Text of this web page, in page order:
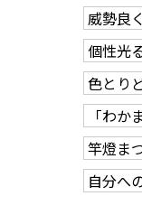
威勢良
個性光
色とり
「わ
竿燈ま
自分へ